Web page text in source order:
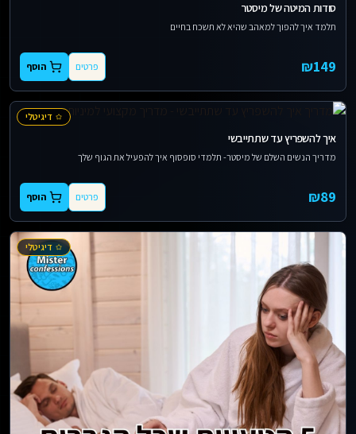
סודות המיטה של מיסטר
תלמד איך להפוך למאהב שהיא לא תשכח בחיים
₪149 פרטים הוסף
דיגיטלי
איך להשפריץ עד שתתייבשי
מדריך הנשים השלם של מיסטר- תלמדי סופסוף איך להפעיל את הגוף שלך
₪89 פרטים הוסף
דיגיטלי